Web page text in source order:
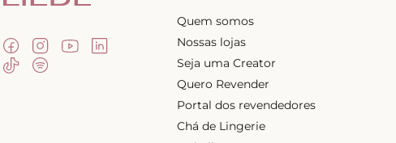
Quem somos
Nossas lojas
Seja uma Creator
Quero Revender
Portal dos revendedores
Chá de Lingerie